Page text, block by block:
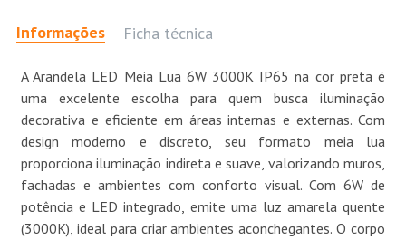
Informações Ficha técnica
A Arandela LED Meia Lua 6W 3000K IP65 na cor preta é
uma excelente escolha para quem busca iluminação
decorativa e eficiente em áreas internas e externas. Com
design moderno e discreto, seu formato meia lua
proporciona iluminação indireta e suave, valorizando muros,
fachadas e ambientes com conforto visual. Com 6W de
potência e LED integrado, emite uma luz amarela quente
(3000K), ideal para criar ambientes aconchegantes. O corpo